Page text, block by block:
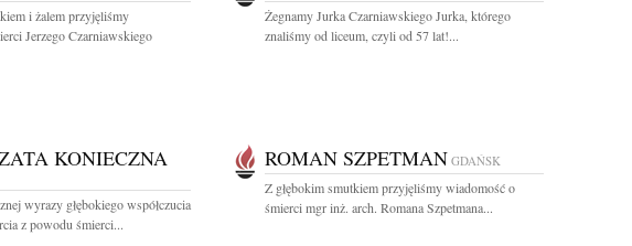
i żalem przyjęliśmy
Jerzego Czarniawskiego
Żegnamy Jurka Czarniawskiego Jurka, którego
znaliśmy od liceum, czyli od 57 lat!...
KONIECZNA
wyrazy głębokiego współczucia
z powodu śmierci...
ROMAN SZPETMAN GDAŃSK
Z głębokim smutkiem przyjęliśmy wiadomość o
śmierci mgr inż. arch. Romana Szpetmana...